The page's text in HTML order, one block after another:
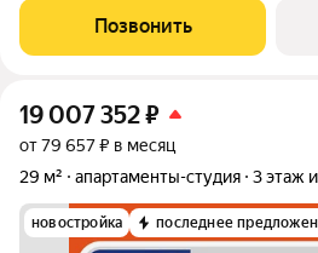
город в городе, расположился на
Москвы-реки, в пяти
Позвонить
19 007 352₽
от 79 657 ₽ в месяц
29 м²
апартаменты-студия 3 этаж
новостройка последнее